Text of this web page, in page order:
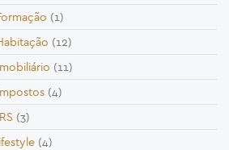
(1)
(12)
(11)
(4)
(3)
(4)